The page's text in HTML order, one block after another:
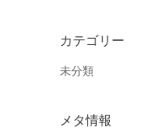
カテゴリー
未分類
メタ情報